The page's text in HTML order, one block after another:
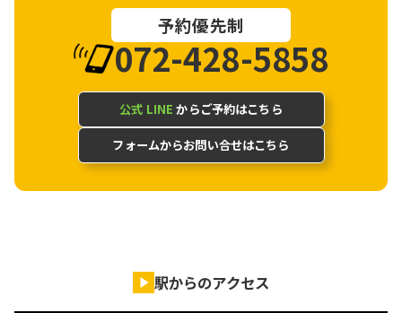
予約優先制
072-428-5858
公式 LINE からご予約はこちら
フォームからお問い合せはこちら
駅からのアクセス